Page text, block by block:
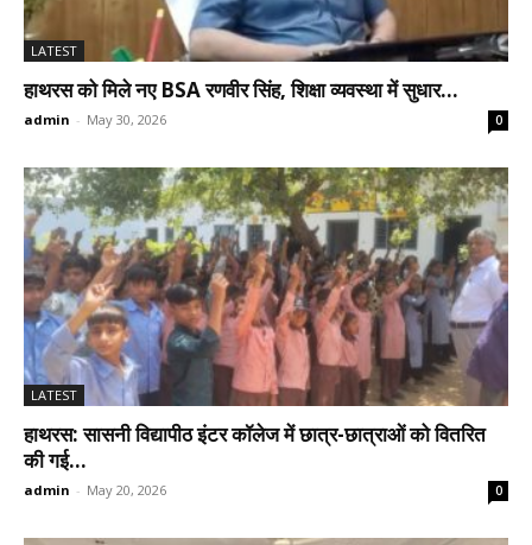
LATEST
हाथरस को मिले नए BSA रणवीर सिंह, शिक्षा व्यवस्था में सुधार...
admin - May 30, 2026 0
LATEST
हाथरस: सासनी विद्यापीठ इंटर कॉलेज में छात्र-छात्राओं को वितरित
की गई...
admin - May 20, 2026 0